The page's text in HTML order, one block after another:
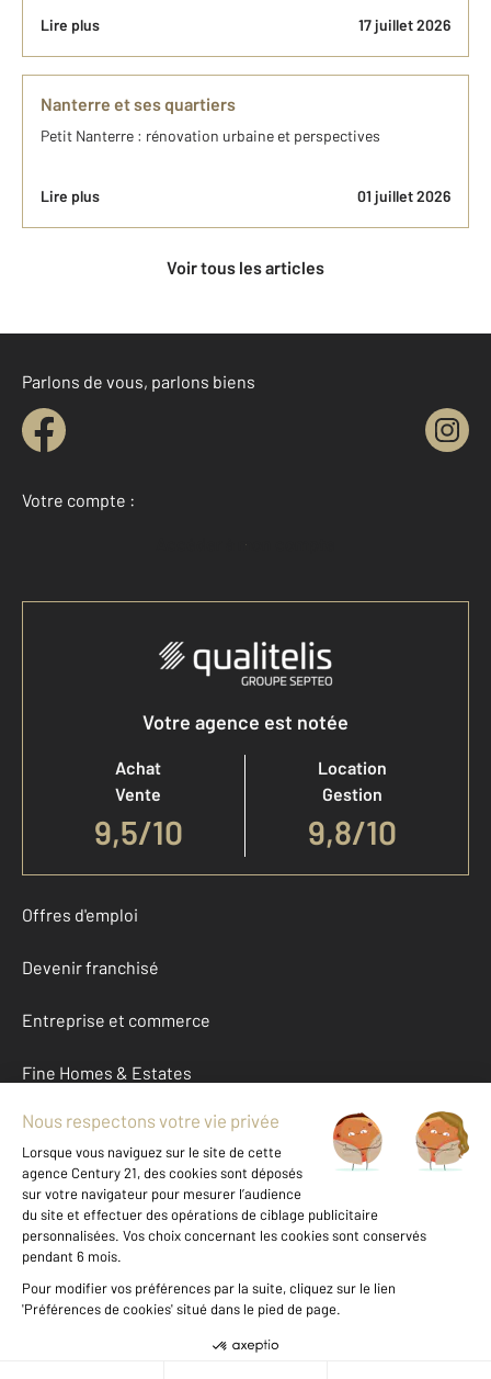
Lire plus 17 juillet 2026
Nanterre et ses quartiers
Petit Nanterre : rénovation urbaine et perspectives
Lire plus 01 juillet 2026
Voir tous les articles
Parlons de vous, parlons biens
Votre compte :
Accéder à mon compte
Votre agence est notée
Achat
Vente
9,5/10
Location
Gestion
9,8/10
Offres d'emploi
Devenir franchisé
Entreprise et commerce
Fine Homes & Estates
À propos
International
Nous contacter
Données personnelles